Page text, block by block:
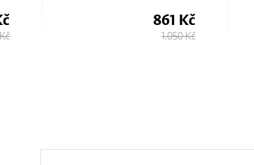
861 Kč
1.050 Kč